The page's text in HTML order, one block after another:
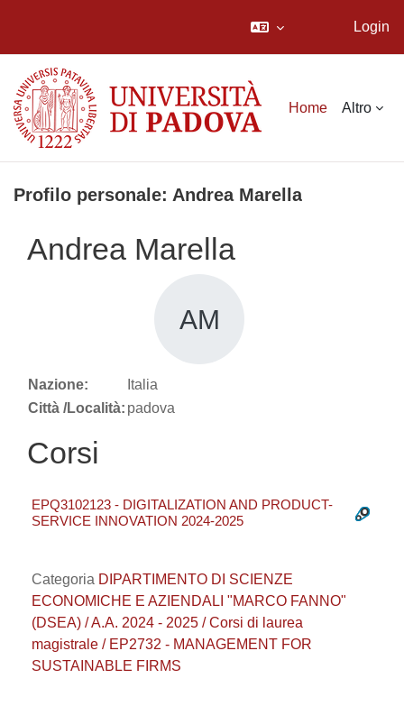
Login
Home Altro
Profilo personale: Andrea Marella
Andrea Marella
AM
Nazione:
Italia
Città /Località: padova
Corsi
EPQ3102123 - DIGITALIZATION AND PRODUCT-
SERVICE INNOVATION 2024-2025
Categoria DIPARTIMENTO DI SCIENZE
ECONOMICHE E AZIENDALI "MARCO FANNO"
(DSEA) / A.A. 2024 - 2025 / Corsi di laurea
magistrale / EP2732 - MANAGEMENT FOR
SUSTAINABLE FIRMS